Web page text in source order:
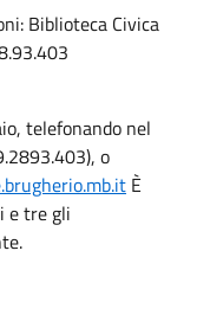
Biblioteca Civica
telefonando nel
o
È
e tre gli